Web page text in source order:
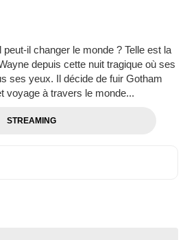
il changer le monde ? Telle est la
depuis cette nuit tragique où ses
ses yeux. Il décide de fuir Gotham
voyage à travers le monde...
STREAMING